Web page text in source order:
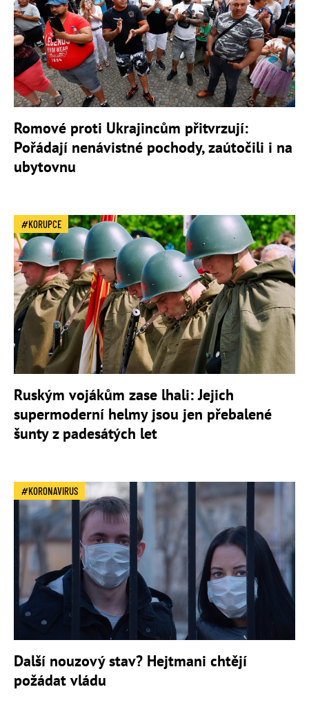
Romové proti Ukrajincům přitvrzují:
Pořádají nenávistné pochody, zaútočili i na
ubytovnu
KORUPCE
Ruským vojákům zase lhali: Jejich
supermoderní helmy jsou jen přebalené
šunty z padesátých let
KORONAVIRUS
Další nouzový stav? Hejtmani chtějí
požádat vládu